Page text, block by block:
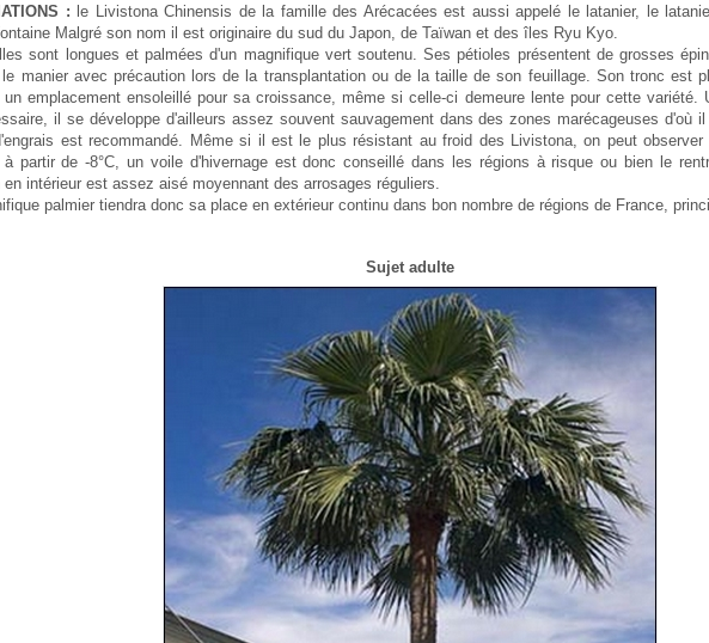
: le Livistona Chinensis de la famille des Arécacées est aussi appelé le latanier, le
Malgré son nom il est originaire du sud du Japon, de Taïwan et des îles Ryu Kyo.
sont longues et palmées d'un magnifique vert soutenu. Ses pétioles présentent de grosses
manier avec précaution lors de la transplantation ou de la taille de son feuillage. Son tronc est
un emplacement ensoleillé pour sa croissance, même si celle-ci demeure lente pour cette variété.
il se développe d'ailleurs assez souvent sauvagement dans des zones marécageuses d'où
est recommandé. Même si il est le plus résistant au froid des Livistona, on peut
à partir de -8°C, un voile d'hivernage est donc conseillé dans les régions à risque ou bien le
en intérieur est assez aisé moyennant des arrosages réguliers.
palmier tiendra donc sa place en extérieur continu dans bon nombre de régions de France,
Sujet adulte